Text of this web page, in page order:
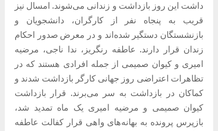
داشت این روز بازداشت و زندانی می‌شوند. امسال نیز
قریب به پنجاه نفر از کارگران، دانشجویان و
بازنشستگان دستگیر شده‌اند و در معرض صدور احکام
زندان قرار دارند. عاطفه رنگریز، ندا ناجی، مرضیه
امیری و کیوان صمیمی از جمله افرادی هستند که در
تظاهرات اعتراضی روز جهانی کارگر بازداشت شدند و
کماکان در بازداشت به سر می‌برند. قرار بازداشت
کیوان صمیمی و مرضیه امیری یک ماه تمدید شد،
بازپرس پرونده به بهانه‌های واهی قرار کفالت عاطفه